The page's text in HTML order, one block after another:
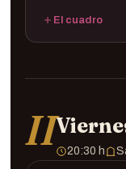
El cuadro
Baile · Ana
II 20:30 h